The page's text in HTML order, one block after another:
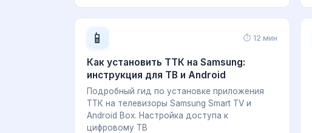
📱 ⏱ 12 мин
Как установить ТТК на Samsung:
инструкция для ТВ и Android
Подробный гид по установке приложения
ТТК на телевизоры Samsung Smart TV и
Android Box. Настройка доступа к
цифровому ТВ